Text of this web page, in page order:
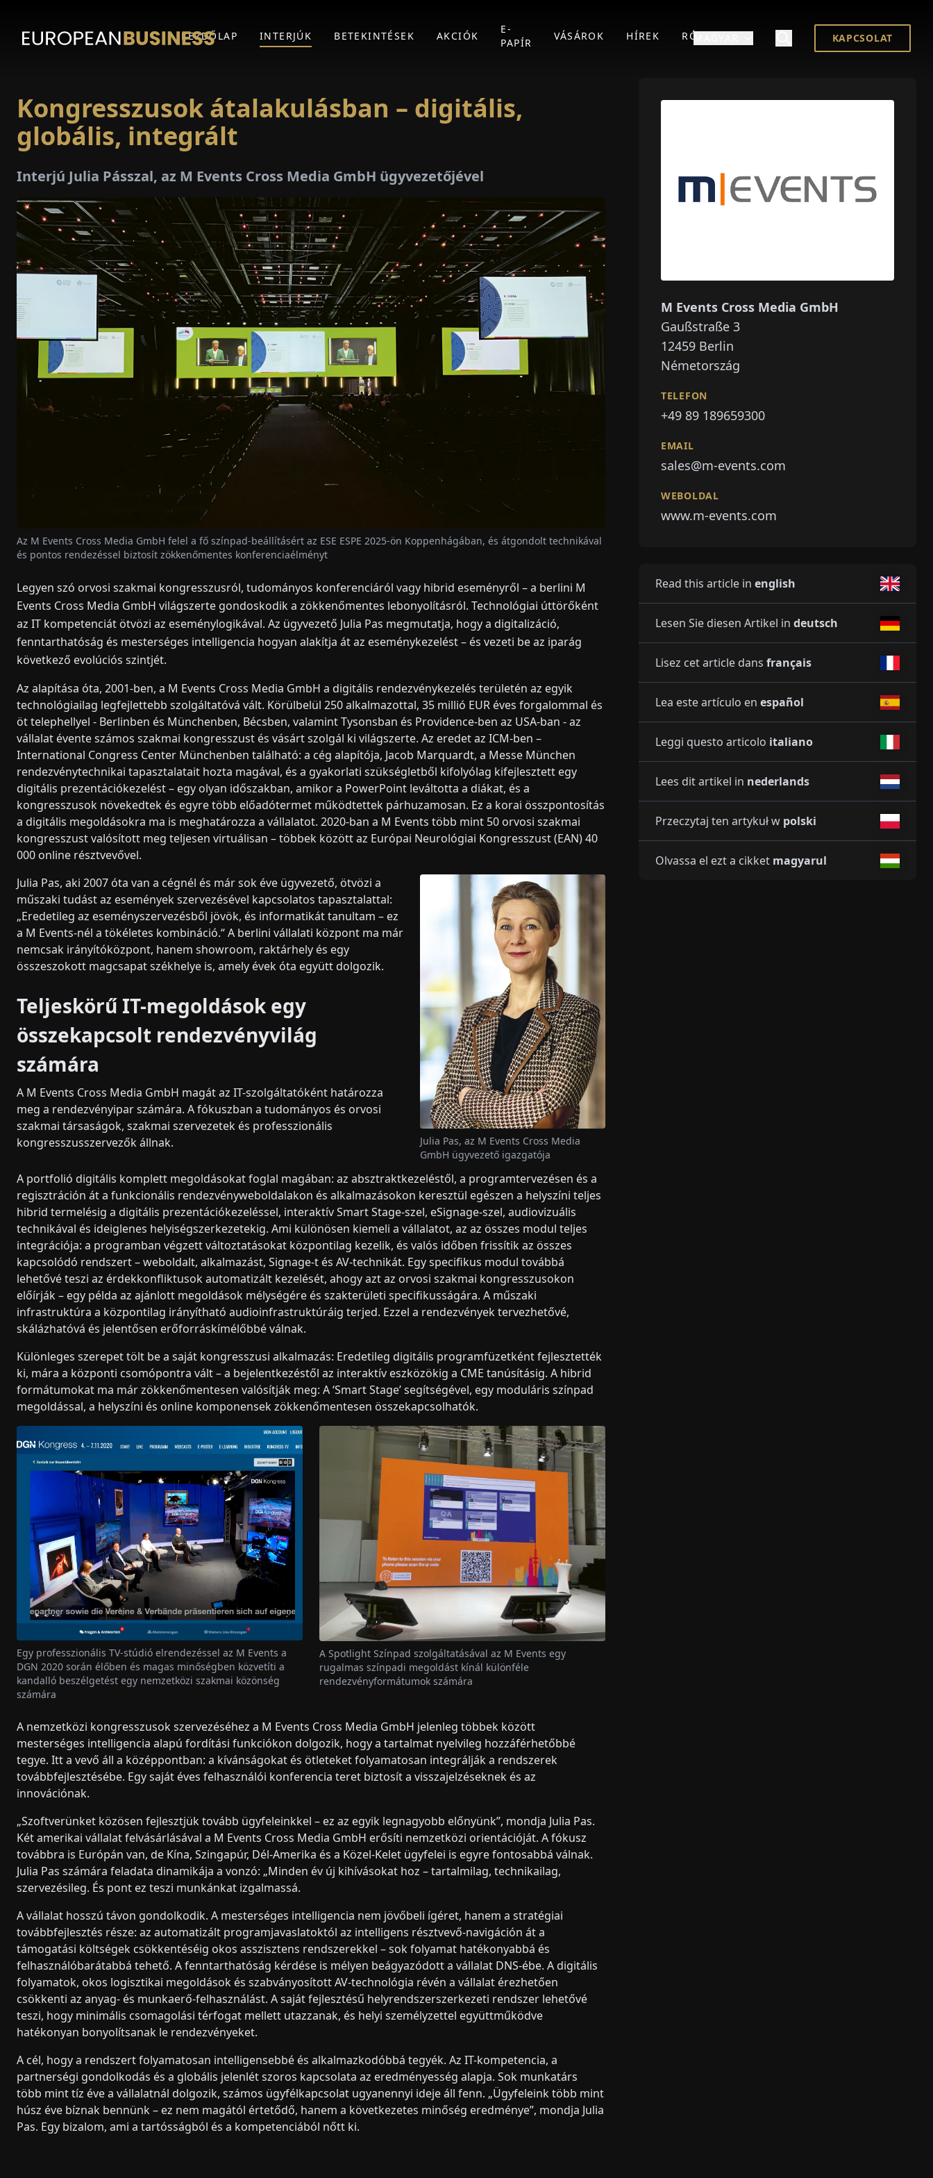
KEZDŐLAP INTERJÚK BETEKINTÉSEK AKCIÓK
E-
PAPÍR
VÁSÁROK HÍREK RÓLUNK KAPCSOLAT
Kongresszusok átalakulásban – digitális,
globális, integrált
Interjú Julia Pásszal, az M Events Cross Media GmbH ügyvezetőjével
Az M Events Cross Media GmbH felel a fő színpad-beállításért az ESE ESPE 2025-ön Koppenhágában, és átgondolt technikával
és pontos rendezéssel biztosít zökkenőmentes konferenciaélményt
Legyen szó orvosi szakmai kongresszusról, tudományos konferenciáról vagy hibrid eseményről – a berlini M
Events Cross Media GmbH világszerte gondoskodik a zökkenőmentes lebonyolításról. Technológiai úttörőként
az IT kompetenciát ötvözi az eseménylogikával. Az ügyvezető Julia Pas megmutatja, hogy a digitalizáció,
fenntarthatóság és mesterséges intelligencia hogyan alakítja át az eseménykezelést – és vezeti be az iparág
következő evolúciós szintjét.
Az alapítása óta, 2001-ben, a M Events Cross Media GmbH a digitális rendezvénykezelés területén az egyik
technológiailag legfejlettebb szolgáltatóvá vált. Körülbelül 250 alkalmazottal, 35 millió EUR éves forgalommal és
öt telephellyel - Berlinben és Münchenben, Bécsben, valamint Tysonsban és Providence-ben az USA-ban - az
vállalat évente számos szakmai kongresszust és vásárt szolgál ki világszerte. Az eredet az ICM-ben –
International Congress Center Münchenben található: a cég alapítója, Jacob Marquardt, a Messe München
rendezvénytechnikai tapasztalatait hozta magával, és a gyakorlati szükségletből kifolyólag kifejlesztett egy
digitális prezentációkezelést – egy olyan időszakban, amikor a PowerPoint leváltotta a diákat, és a
kongresszusok növekedtek és egyre több előadótermet működtettek párhuzamosan. Ez a korai összpontosítás
a digitális megoldásokra ma is meghatározza a vállalatot. 2020-ban a M Events több mint 50 orvosi szakmai
kongresszust valósított meg teljesen virtuálisan – többek között az Európai Neurológiai Kongresszust (EAN) 40
000 online résztvevővel.
Julia Pas, aki 2007 óta van a cégnél és már sok éve ügyvezető, ötvözi a
műszaki tudást az események szervezésével kapcsolatos tapasztalattal:
„Eredetileg az eseményszervezésből jövök, és informatikát tanultam – ez
a M Events-nél a tökéletes kombináció.“ A berlini vállalati központ ma már
nemcsak irányítóközpont, hanem showroom, raktárhely és egy
összeszokott magcsapat székhelye is, amely évek óta együtt dolgozik.
Teljeskörű IT-megoldások egy
összekapcsolt rendezvényvilág
számára
A M Events Cross Media GmbH magát az IT-szolgáltatóként határozza
meg a rendezvényipar számára. A fókuszban a tudományos és orvosi
szakmai társaságok, szakmai szervezetek és professzionális
kongresszusszervezők állnak.
Julia Pas, az M Events Cross Media
GmbH ügyvezető igazgatója
A portfolió digitális komplett megoldásokat foglal magában: az absztraktkezeléstől, a programtervezésen és a
regisztráción át a funkcionális rendezvényweboldalakon és alkalmazásokon keresztül egészen a helyszíni teljes
hibrid termelésig a digitális prezentációkezeléssel, interaktív Smart Stage-szel, eSignage-szel, audiovizuális
technikával és ideiglenes helyiségszerkezetekig. Ami különösen kiemeli a vállalatot, az az összes modul teljes
integrációja: a programban végzett változtatásokat központilag kezelik, és valós időben frissítik az összes
kapcsolódó rendszert – weboldalt, alkalmazást, Signage-t és AV-technikát. Egy specifikus modul továbbá
lehetővé teszi az érdekkonfliktusok automatizált kezelését, ahogy azt az orvosi szakmai kongresszusokon
előírják – egy példa az ajánlott megoldások mélységére és szakterületi specifikusságára. A műszaki
infrastruktúra a központilag irányítható audioinfrastruktúráig terjed. Ezzel a rendezvények tervezhetővé,
skálázhatóvá és jelentősen erőforráskímélőbbé válnak.
Különleges szerepet tölt be a saját kongresszusi alkalmazás: Eredetileg digitális programfüzetként fejlesztették
ki, mára a központi csomópontra vált – a bejelentkezéstől az interaktív eszközökig a CME tanúsításig. A hibrid
formátumokat ma már zökkenőmentesen valósítják meg: A ‘Smart Stage’ segítségével, egy moduláris színpad
megoldással, a helyszíni és online komponensek zökkenőmentesen összekapcsolhatók.
Egy professzionális TV-stúdió elrendezéssel az M Events a
DGN 2020 során élőben és magas minőségben közvetíti a
kandalló beszélgetést egy nemzetközi szakmai közönség
számára
A Spotlight Színpad szolgáltatásával az M Events egy
rugalmas színpadi megoldást kínál különféle
rendezvényformátumok számára
A nemzetközi kongresszusok szervezéséhez a M Events Cross Media GmbH jelenleg többek között
mesterséges intelligencia alapú fordítási funkciókon dolgozik, hogy a tartalmat nyelvileg hozzáférhetőbbé
tegye. Itt a vevő áll a középpontban: a kívánságokat és ötleteket folyamatosan integrálják a rendszerek
továbbfejlesztésébe. Egy saját éves felhasználói konferencia teret biztosít a visszajelzéseknek és az
innovációnak.
„Szoftverünket közösen fejlesztjük tovább ügyfeleinkkel – ez az egyik legnagyobb előnyünk”, mondja Julia Pas.
Két amerikai vállalat felvásárlásával a M Events Cross Media GmbH erősíti nemzetközi orientációját. A fókusz
továbbra is Európán van, de Kína, Szingapúr, Dél-Amerika és a Közel-Kelet ügyfelei is egyre fontosabbá válnak.
Julia Pas számára feladata dinamikája a vonzó: „Minden év új kihívásokat hoz – tartalmilag, technikailag,
szervezésileg. És pont ez teszi munkánkat izgalmassá.
A vállalat hosszú távon gondolkodik. A mesterséges intelligencia nem jövőbeli ígéret, hanem a stratégiai
továbbfejlesztés része: az automatizált programjavaslatoktól az intelligens résztvevő-navigáción át a
támogatási költségek csökkentéséig okos asszisztens rendszerekkel – sok folyamat hatékonyabbá és
felhasználóbarátabbá tehető. A fenntarthatóság kérdése is mélyen beágyazódott a vállalat DNS-ébe. A digitális
folyamatok, okos logisztikai megoldások és szabványosított AV-technológia révén a vállalat érezhetően
csökkenti az anyag- és munkaerő-felhasználást. A saját fejlesztésű helyrendszerszerkezeti rendszer lehetővé
teszi, hogy minimális csomagolási térfogat mellett utazzanak, és helyi személyzettel együttműködve
hatékonyan bonyolítsanak le rendezvényeket.
A cél, hogy a rendszert folyamatosan intelligensebbé és alkalmazkodóbbá tegyék. Az IT-kompetencia, a
partnerségi gondolkodás és a globális jelenlét szoros kapcsolata az eredményesség alapja. Sok munkatárs
több mint tíz éve a vállalatnál dolgozik, számos ügyfélkapcsolat ugyanennyi ideje áll fenn. „Ügyfeleink több mint
húsz éve bíznak bennünk – ez nem magától értetődő, hanem a következetes minőség eredménye”, mondja Julia
Pas. Egy bizalom, ami a tartósságból és a kompetenciából nőtt ki.
M Events Cross Media GmbH
Gaußstraße 3
12459 Berlin
Németország
TELEFON
+49 89 189659300
EMAIL
sales@m-events.com
WEBOLDAL
www.m-events.com
Read this article in english
Lesen Sie diesen Artikel in deutsch
Lisez cet article dans français
Lea este artículo en español
Leggi questo articolo italiano
Lees dit artikel in nederlands
Przeczytaj ten artykuł w polski
Olvassa el ezt a cikket magyarul